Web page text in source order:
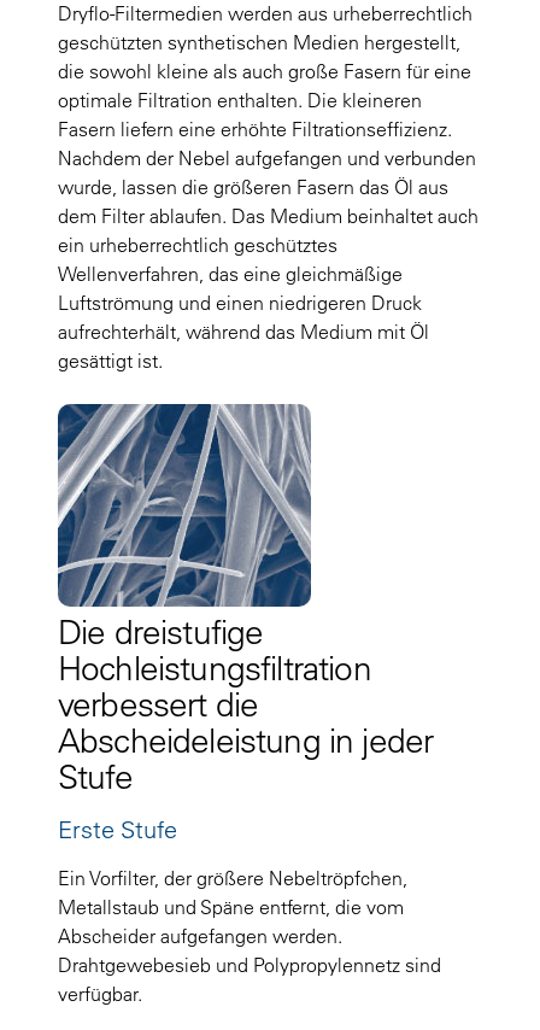
Dryflo-Filtermedien werden aus urheberrechtlich
geschützten synthetischen Medien hergestellt,
die sowohl kleine als auch große Fasern für eine
optimale Filtration enthalten. Die kleineren
Fasern liefern eine erhöhte Filtrationseffizienz.
Nachdem der Nebel aufgefangen und verbunden
wurde, lassen die größeren Fasern das Öl aus
dem Filter ablaufen. Das Medium beinhaltet auch
ein urheberrechtlich geschütztes
Wellenverfahren, das eine gleichmäßige
Luftströmung und einen niedrigeren Druck
aufrechterhält, während das Medium mit Öl
gesättigt ist.
Die dreistufige
Hochleistungsfiltration
verbessert die
Abscheideleistung in jeder
Stufe
Erste Stufe
Ein Vorfilter, der größere Nebeltröpfchen,
Metallstaub und Späne entfernt, die vom
Abscheider aufgefangen werden.
Drahtgewebesieb und Polypropylennetz sind
verfügbar.